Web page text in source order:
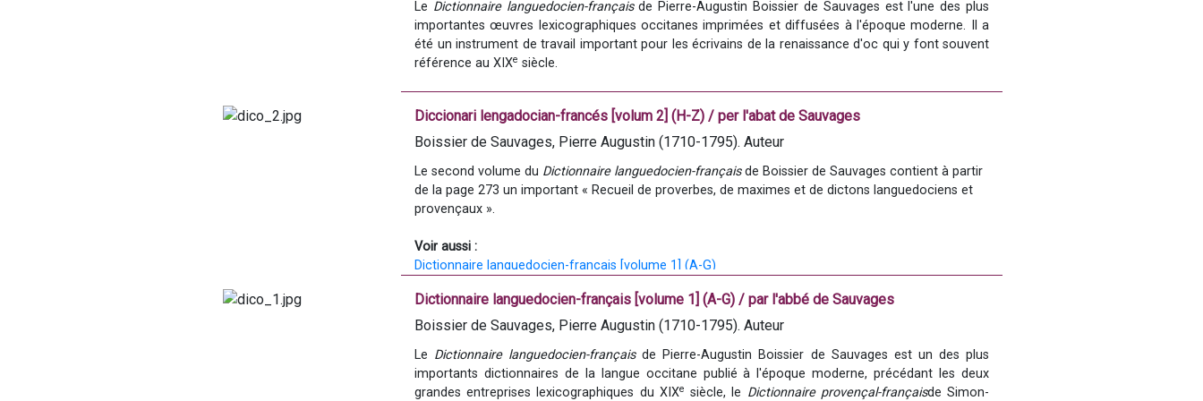
Le Dictionnaire languedocien-français de Pierre-Augustin Boissier de Sauvages est l'une des plus
importantes œuvres lexicographiques occitanes imprimées et diffusées à l'époque moderne. Il a
été un instrument de travail important pour les écrivains de la renaissance d'oc qui y font souvent
référence au XIXe siècle.
Son auteur, l'abbé Pierre-Augustin Boissier de Sauvages (1710-1795), né et mort à Alès (Gard), est
le frère du médecin et naturaliste François Boissier de Sauvages (1706-1767). Professeur de
philosophie au Collège d'Alès, Pierre-Augustin Boissier de Sauvages se consacra aux sciences
naturelles et publia plusieurs études relatives à la sériciculture, socle de l'économie cévenole au
XVIII e siècle. Il fait partie des petits contributeurs provinciaux de l' Encyclopédie de Diderot et
d'Alembert. Malgré des études de théologie dans sa jeunesse à Paris, Pierre-Augustin Boissier de
1. Autres versions du titre
Dictionnaire languedocien-français est le titre conventionnel de l'œuvre, qui s'applique à ses trois
éditions différentes. Il est utilisé comme autorité titre dans les catalogues et inventaires [voir la
Diccionari lengadocian-francés [volum 2] (H-Z) / per l'abat de Sauvages
Boissier de Sauvages, Pierre Augustin (1710-1795). Auteur
Le second volume du Dictionnaire languedocien-français de Boissier de Sauvages contient à partir
de la page 273 un important « Recueil de proverbes, de maximes et de dictons languedociens et
provençaux ».
Voir aussi :
Dictionnaire languedocien-français [volume 1] (A-G)
Dictionnaire languedocien-français [volume 1] (A-G) / par l'abbé de Sauvages
Boissier de Sauvages, Pierre Augustin (1710-1795). Auteur
Le Dictionnaire languedocien-français de Pierre-Augustin Boissier de Sauvages est un des plus
importants dictionnaires de la langue occitane publié à l'époque moderne, précédant les deux
grandes entreprises lexicographiques du XIXe siècle, le Dictionnaire provençal-françaisde Simon-